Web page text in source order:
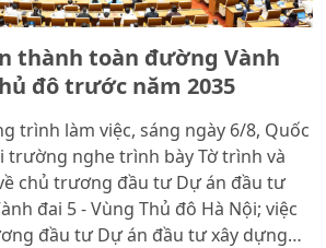
thành toàn đường Vành
đô trước năm 2035
trình làm việc, sáng ngày 6/8, Quốc
trường nghe trình bày Tờ trình và
chủ trương đầu tư Dự án đầu tư
đai 5 - Vùng Thủ đô Hà Nội; việc
đầu tư Dự án đầu tư xây dựng